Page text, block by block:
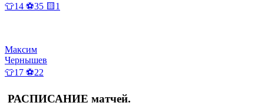
👕14 ⚽35 🟨1
Максим
Чернышев
👕17 ⚽22
РАСПИСАНИЕ матчей.